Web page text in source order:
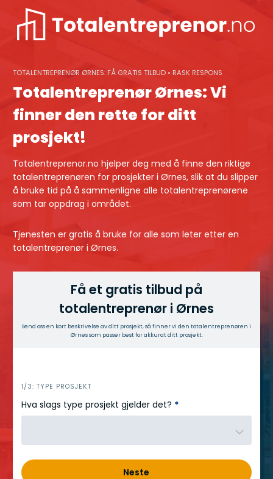
TOTALENTREPRENØR ØRNES: FÅ GRATIS TILBUD • RASK RESPONS
Totalentreprenør Ørnes: Vi
finner den rette for ditt
prosjekt!
Totalentreprenor.no hjelper deg med å finne den riktige
totalentreprenøren for prosjekter i Ørnes, slik at du slipper
å bruke tid på å sammenligne alle totalentreprenørene
som tar oppdrag i området.
Tjenesten er gratis å bruke for alle som leter etter en
totalentreprenør i Ørnes.
Få et gratis tilbud på
totalentreprenør i Ørnes
Send oss en kort beskrivelse av ditt prosjekt, så finner vi den totalentreprenøren i
Ørnes som passer best for akkurat ditt prosjekt.
h
e
r
1/3: TYPE PROSJEKT
Hva slags type prosjekt gjelder det? *
Neste